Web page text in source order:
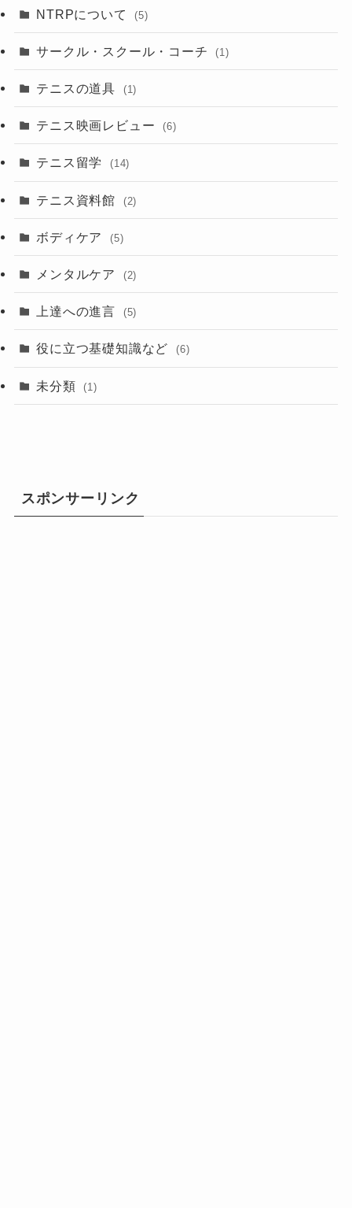
NTRPについて (5)
サークル・スクール・コーチ (1)
テニスの道具 (1)
テニス映画レビュー (6)
テニス留学 (14)
テニス資料館 (2)
ボディケア (5)
メンタルケア (2)
上達への進言 (5)
役に立つ基礎知識など (6)
未分類 (1)
スポンサーリンク